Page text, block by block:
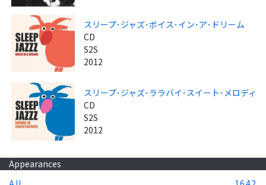
スリープ･ジャズ･ボイス･イン･ア･ドリーム
CD
S2S
2012
スリープ･ジャズ･ララバイ･スイート･メロディ
CD
S2S
2012
Appearances